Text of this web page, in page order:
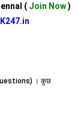
( Join Now)
। कुछ